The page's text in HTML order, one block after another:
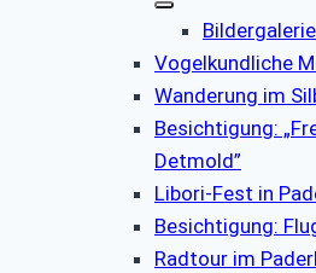
Vogelkundliche
Wanderung im
Besichtigung:
Detmold”
Libori-Fest in
Besichtigung:
Radtour im